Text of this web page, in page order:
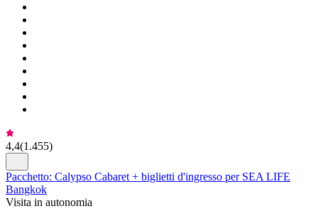
4,4(1.455)
Pacchetto: Calypso Cabaret + biglietti d'ingresso per SEA LIFE
Bangkok
Visita in autonomia